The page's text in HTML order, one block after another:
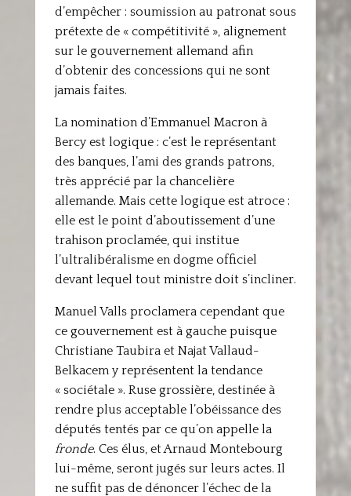
d’empêcher : soumission au patronat sous
prétexte de « compétitivité », alignement
sur le gouvernement allemand afin
d’obtenir des concessions qui ne sont
jamais faites.
La nomination d’Emmanuel Macron à
Bercy est logique : c’est le représentant
des banques, l’ami des grands patrons,
très apprécié par la chancelière
allemande. Mais cette logique est atroce :
elle est le point d’aboutissement d’une
trahison proclamée, qui institue
l’ultralibéralisme en dogme officiel
devant lequel tout ministre doit s’incliner.
Manuel Valls proclamera cependant que
ce gouvernement est à gauche puisque
Christiane Taubira et Najat Vallaud-
Belkacem y représentent la tendance
« sociétale ». Ruse grossière, destinée à
rendre plus acceptable l’obéissance des
députés tentés par ce qu’on appelle la
fronde. Ces élus, et Arnaud Montebourg
lui-même, seront jugés sur leurs actes. Il
ne suffit pas de dénoncer l’échec de la